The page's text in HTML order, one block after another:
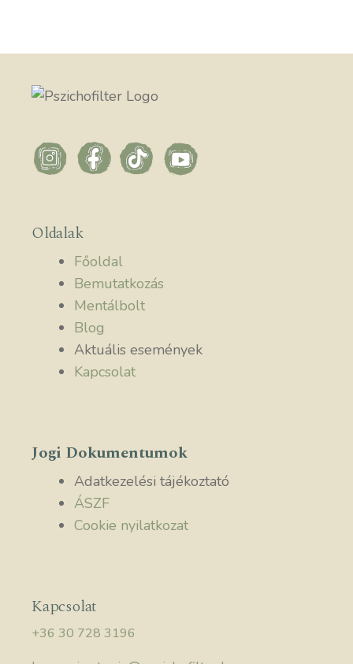
Oldalak
Főoldal
Bemutatkozás
Mentálbolt
Blog
Aktuális események
Kapcsolat
Jogi Dokumentumok
Adatkezelési tájékoztató
ÁSZF
Cookie nyilatkozat
Kapcsolat
+36 30 728 3196